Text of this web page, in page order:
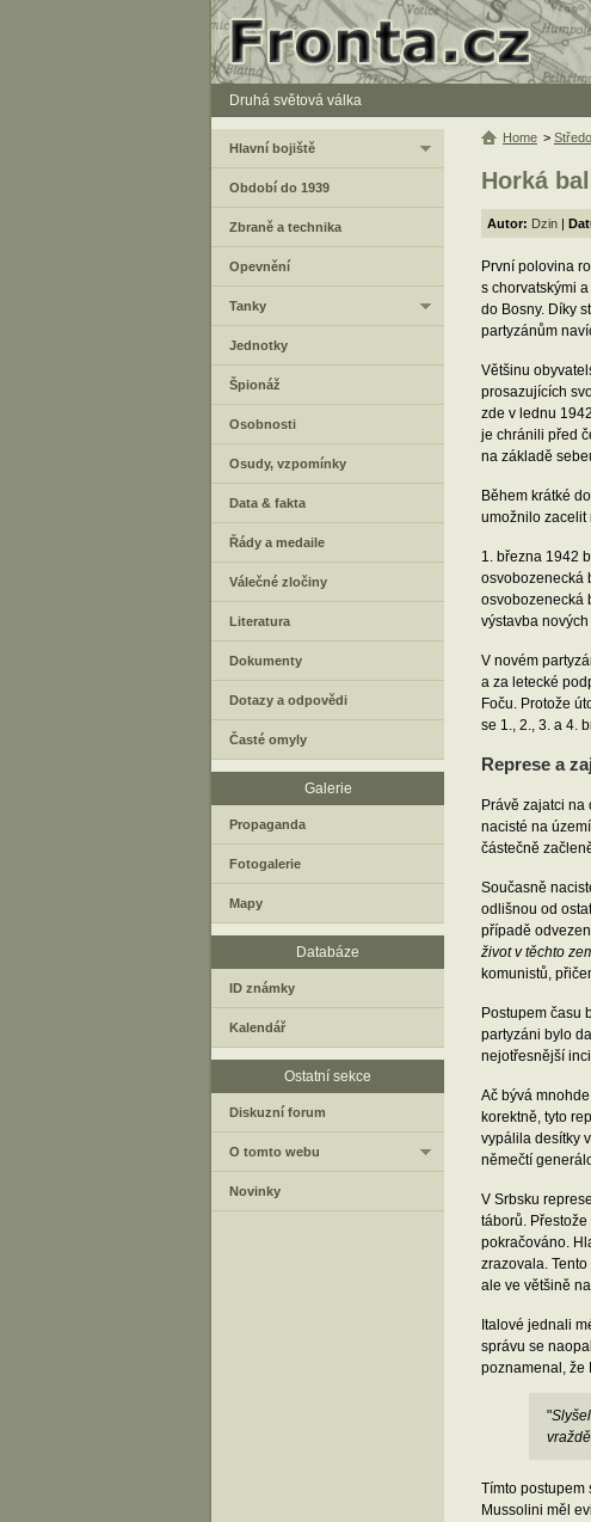
Druhá světová válka
Horká
Autor: Dzin |
První polovina
s chorvatskými
do Bosny. Díky
partyzánům
Většinu
prosazujících
zde v lednu
je chránili před
na základě
Během krátké
umožnilo zacelit
1. března 1942
osvobozenecká
osvobozenecká
výstavba
V novém
a za letecké
Foču. Protože
se 1., 2., 3. a 4.
Represe a
Právě zajatci
nacisté na
částečně
Současně
odlišnou od
případě
život v těchto
komunistů,
Postupem času
partyzáni bylo
nejotřesnější
Ač bývá
korektně, tyto
vypálila desítky
němečtí
V Srbsku
táborů.
pokračováno.
zrazovala.
ale ve většině
Italové jednali
správu se
poznamenal, že
"
Tímto postupem
Mussolini měl
Home >
Hlavní bojiště
Období do 1939
Zbraně a technika
Opevnění
Tanky
Jednotky
Špionáž
Osobnosti
Osudy, vzpomínky
Data & fakta
Řády a medaile
Válečné zločiny
Literatura
Dokumenty
Dotazy a odpovědi
Časté omyly
Galerie
Propaganda
Fotogalerie
Mapy
Databáze
ID známky
Kalendář
Ostatní sekce
Diskuzní forum
O tomto webu
Novinky